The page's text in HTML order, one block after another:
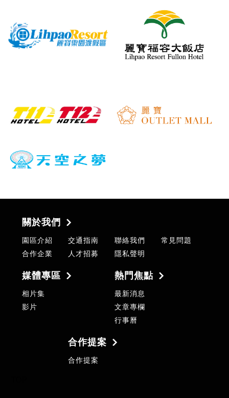
關於我們
園區介紹 交通指南 聯絡我們
常見問題
合作企業
人才招募 隱私聲明
媒體專區
相片集
影片
熱門焦點
最新消息
文章專欄
行事曆
合作提案
合作提案